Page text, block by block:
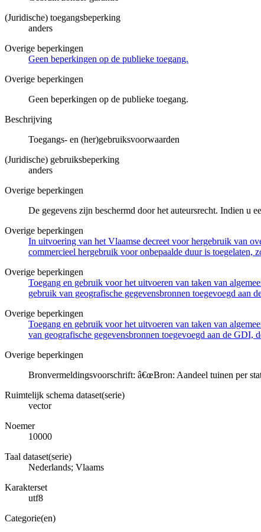
(Juridische) toegangsbeperking
anders
Overige beperkingen
Geen beperkingen op de publieke toegang.
Overige beperkingen
Geen beperkingen op de publieke toegang.
Beschrijving
Toegangs- en (her)gebruiksvoorwaarden
(Juridische) gebruiksbeperking
anders
Overige beperkingen
De gegevens zijn beschermd door het auteursrecht. Indien u
Overige beperkingen
In uitvoering van het Vlaamse decreet voor hergebruik van
commercieel hergebruik voor onbepaalde duur is toegelaten,
Overige beperkingen
Toegang en gebruik voor het uitvoeren van taken van
gebruik van geografische gegevensbronnen toegevoegd
Overige beperkingen
Toegang en gebruik voor het uitvoeren van taken van
van geografische gegevensbronnen toegevoegd aan de
Overige beperkingen
Bronvermeldingsvoorschrift: â€œBron: Aandeel tuinen per
Ruimtelijk schema dataset(serie)
vector
Noemer
10000
Taal dataset(serie)
Nederlands; Vlaams
Karakterset
utf8
Categorie(en)